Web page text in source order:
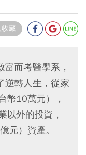
藏
而考醫學系，
逆轉人生，從家
幣10萬元），
以外的投資，
元）資產。